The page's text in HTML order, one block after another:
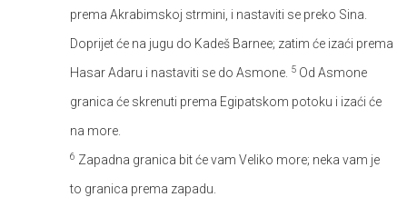
prema Akrabimskoj strmini, i nastaviti se preko Sina.
Doprijet će na jugu do Kadeš Barnee; zatim će izaći prema
Hasar Adaru i nastaviti se do Asmone. 5 Od Asmone
granica će skrenuti prema Egipatskom potoku i izaći će
na more.
6 Zapadna granica bit će vam Veliko more; neka vam je
to granica prema zapadu.